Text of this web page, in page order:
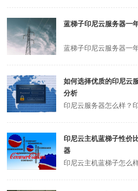
蓝梯子印尼云服务器一
如何选择优质的印尼云
分析
印尼云主机蓝梯子性价
器